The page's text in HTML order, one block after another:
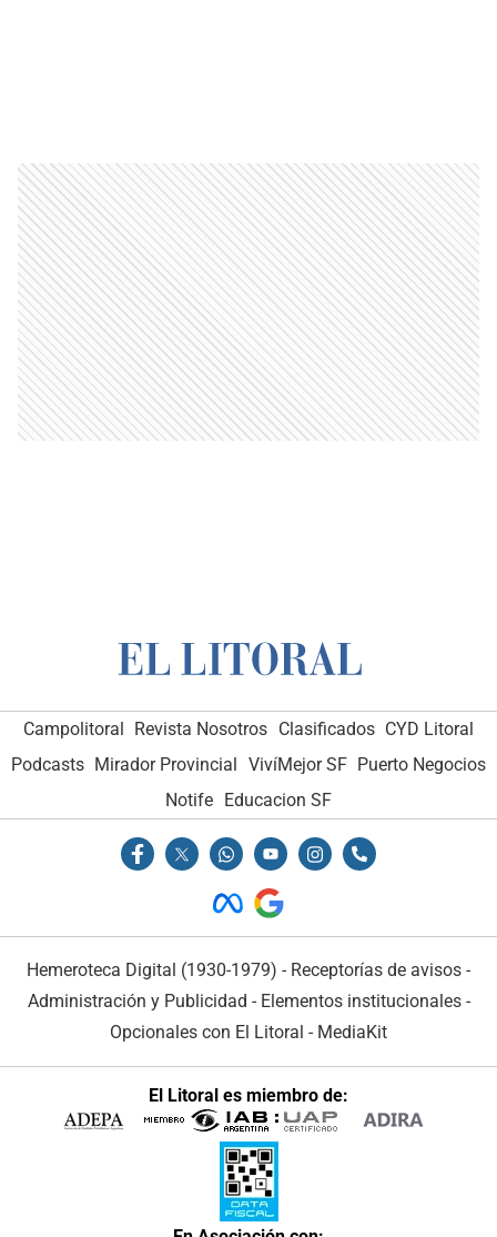
Campolitoral Revista Nosotros Clasificados CYD Litoral
Podcasts Mirador Provincial VivíMejor SF Puerto Negocios
Notife Educacion SF
Hemeroteca Digital (1930-1979) - Receptorías de avisos -
Administración y Publicidad - Elementos institucionales-
Opcionales con El Litoral - MediaKit
El Litoral es miembro de: